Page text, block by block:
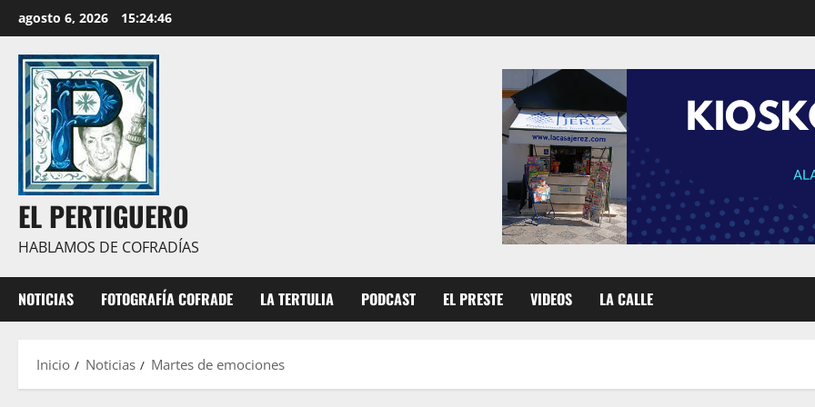
al
contenido
agosto 6, 2026 15:24:47
EL PERTIGUERO
HABLAMOS DE COFRADÍAS
NOTICIAS FOTOGRAFÍA COFRADE LA TERTULIA PODCAST EL PRESTE VIDEOS LA CALLE
Inicio Noticias Martes de emociones